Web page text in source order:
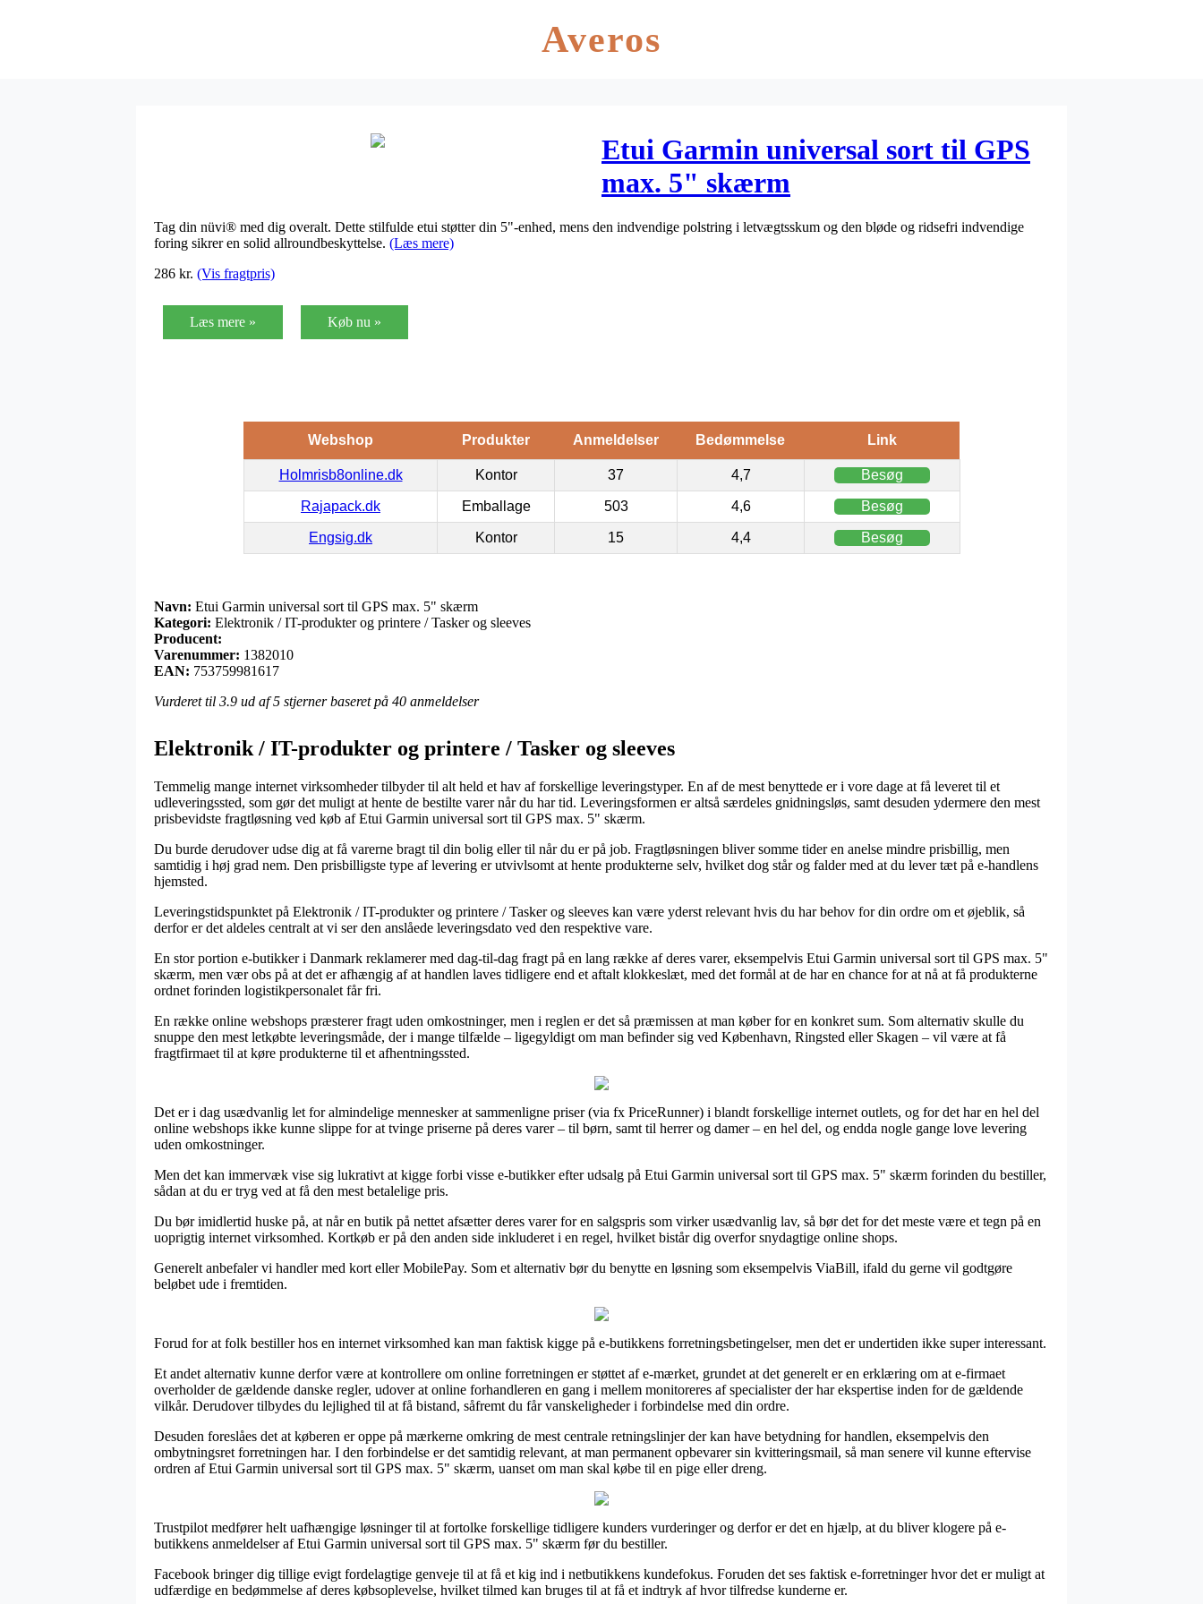
Averos
Etui Garmin universal sort til GPS
max. 5" skærm
Tag din nüvi® med dig overalt. Dette stilfulde etui støtter din 5"-enhed, mens den indvendige polstring i letvægtsskum og den bløde og ridsefri indvendige
foring sikrer en solid allroundbeskyttelse. (Læs mere)
286 kr. (Vis fragtpris)
Læs mere » Køb nu »
Webshop Produkter Anmeldelser Bedømmelse Link
Holmrisb8online.dk Kontor 37 4,7 Besøg
Rajapack.dk Emballage 503 4,6 Besøg
Engsig.dk Kontor 15 4,4 Besøg
Navn: Etui Garmin universal sort til GPS max. 5" skærm
Kategori: Elektronik / IT-produkter og printere / Tasker og sleeves
Producent:
Varenummer: 1382010
EAN: 753759981617
Vurderet til 3.9 ud af 5 stjerner baseret på 40 anmeldelser
Elektronik / IT-produkter og printere / Tasker og sleeves
Temmelig mange internet virksomheder tilbyder til alt held et hav af forskellige leveringstyper. En af de mest benyttede er i vore dage at få leveret til et
udleveringssted, som gør det muligt at hente de bestilte varer når du har tid. Leveringsformen er altså særdeles gnidningsløs, samt desuden ydermere den mest
prisbevidste fragtløsning ved køb af Etui Garmin universal sort til GPS max. 5" skærm.
Du burde derudover udse dig at få varerne bragt til din bolig eller til når du er på job. Fragtløsningen bliver somme tider en anelse mindre prisbillig, men
samtidig i høj grad nem. Den prisbilligste type af levering er utvivlsomt at hente produkterne selv, hvilket dog står og falder med at du lever tæt på e-handlens
hjemsted.
Leveringstidspunktet på Elektronik / IT-produkter og printere / Tasker og sleeves kan være yderst relevant hvis du har behov for din ordre om et øjeblik, så
derfor er det aldeles centralt at vi ser den anslåede leveringsdato ved den respektive vare.
En stor portion e-butikker i Danmark reklamerer med dag-til-dag fragt på en lang række af deres varer, eksempelvis Etui Garmin universal sort til GPS max. 5"
skærm, men vær obs på at det er afhængig af at handlen laves tidligere end et aftalt klokkeslæt, med det formål at de har en chance for at nå at få produkterne
ordnet forinden logistikpersonalet får fri.
En række online webshops præsterer fragt uden omkostninger, men i reglen er det så præmissen at man køber for en konkret sum. Som alternativ skulle du
snuppe den mest letkøbte leveringsmåde, der i mange tilfælde – ligegyldigt om man befinder sig ved København, Ringsted eller Skagen – vil være at få
fragtfirmaet til at køre produkterne til et afhentningssted.
Det er i dag usædvanlig let for almindelige mennesker at sammenligne priser (via fx PriceRunner) i blandt forskellige internet outlets, og for det har en hel del
online webshops ikke kunne slippe for at tvinge priserne på deres varer – til børn, samt til herrer og damer – en hel del, og endda nogle gange love levering
uden omkostninger.
Men det kan immervæk vise sig lukrativt at kigge forbi visse e-butikker efter udsalg på Etui Garmin universal sort til GPS max. 5" skærm forinden du bestiller,
sådan at du er tryg ved at få den mest betalelige pris.
Du bør imidlertid huske på, at når en butik på nettet afsætter deres varer for en salgspris som virker usædvanlig lav, så bør det for det meste være et tegn på en
uoprigtig internet virksomhed. Kortkøb er på den anden side inkluderet i en regel, hvilket bistår dig overfor snydagtige online shops.
Generelt anbefaler vi handler med kort eller MobilePay. Som et alternativ bør du benytte en løsning som eksempelvis ViaBill, ifald du gerne vil godtgøre
beløbet ude i fremtiden.
Forud for at folk bestiller hos en internet virksomhed kan man faktisk kigge på e-butikkens forretningsbetingelser, men det er undertiden ikke super interessant.
Et andet alternativ kunne derfor være at kontrollere om online forretningen er støttet af e-mærket, grundet at det generelt er en erklæring om at e-firmaet
overholder de gældende danske regler, udover at online forhandleren en gang i mellem monitoreres af specialister der har ekspertise inden for de gældende
vilkår. Derudover tilbydes du lejlighed til at få bistand, såfremt du får vanskeligheder i forbindelse med din ordre.
Desuden foreslåes det at køberen er oppe på mærkerne omkring de mest centrale retningslinjer der kan have betydning for handlen, eksempelvis den
ombytningsret forretningen har. I den forbindelse er det samtidig relevant, at man permanent opbevarer sin kvitteringsmail, så man senere vil kunne eftervise
ordren af Etui Garmin universal sort til GPS max. 5" skærm, uanset om man skal købe til en pige eller dreng.
Trustpilot medfører helt uafhængige løsninger til at fortolke forskellige tidligere kunders vurderinger og derfor er det en hjælp, at du bliver klogere på e-
butikkens anmeldelser af Etui Garmin universal sort til GPS max. 5" skærm før du bestiller.
Facebook bringer dig tillige evigt fordelagtige genveje til at få et kig ind i netbutikkens kundefokus. Foruden det ses faktisk e-forretninger hvor det er muligt at
udfærdige en bedømmelse af deres købsoplevelse, hvilket tilmed kan bruges til at få et indtryk af hvor tilfredse kunderne er.